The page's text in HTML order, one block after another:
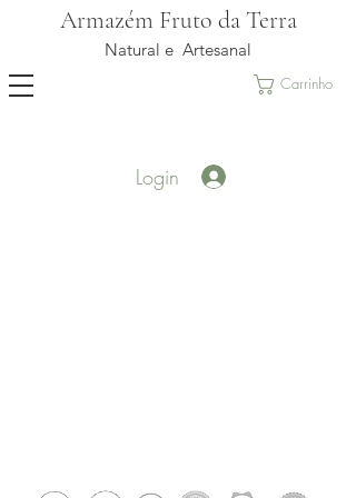
Armazém Fruto da Terra
Natural e Artesanal
Carrinho
Login